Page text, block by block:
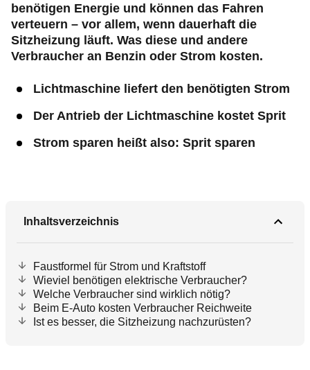
benötigen Energie und können das Fahren
verteuern – vor allem, wenn dauerhaft die
Sitzheizung läuft. Was diese und andere
Verbraucher an Benzin oder Strom kosten.
Lichtmaschine liefert den benötigten Strom
Der Antrieb der Lichtmaschine kostet Sprit
Strom sparen heißt also: Sprit sparen
Inhaltsverzeichnis
Faustformel für Strom und Kraftstoff
Wieviel benötigen elektrische Verbraucher?
Welche Verbraucher sind wirklich nötig?
Beim E-Auto kosten Verbraucher Reichweite
Ist es besser, die Sitzheizung nachzurüsten?